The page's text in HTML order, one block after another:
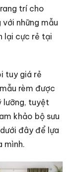
trí cho
những mẫu
lại cực rẻ tại
tuy giá rẻ
rèm được
lưỡng, tuyệt
khảo bộ sưu
đây để lựa
mình.